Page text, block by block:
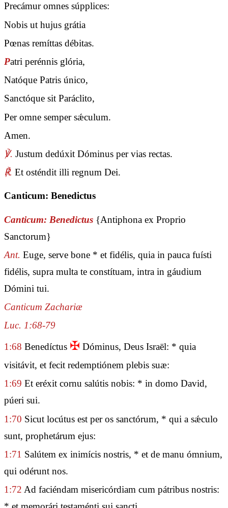
Precámur omnes súpplices:
Nobis ut hujus grátia
Pœnas remíttas débitas.
Patri perénnis glória,
Natóque Patris único,
Sanctóque sit Paráclito,
Per omne semper sǽculum.
Amen.
℣. Justum dedúxit Dóminus per vias rectas.
℟. Et osténdit illi regnum Dei.
Canticum: Benedictus
Canticum: Benedictus {Antiphona ex Proprio
Sanctorum}
Ant. Euge, serve bone * et fidélis, quia in pauca fuísti
fidélis, supra multa te constítuam, intra in gáudium
Dómini tui.
Canticum Zachariæ
Luc. 1:68-79
1:68 Benedíctus ✠ Dóminus, Deus Israël: * quia
visitávit, et fecit redemptiónem plebis suæ:
1:69 Et eréxit cornu salútis nobis: * in domo David,
púeri sui.
1:70 Sicut locútus est per os sanctórum, * qui a sǽculo
sunt, prophetárum ejus:
1:71 Salútem ex inimícis nostris, * et de manu ómnium,
qui odérunt nos.
1:72 Ad faciéndam misericórdiam cum pátribus nostris: